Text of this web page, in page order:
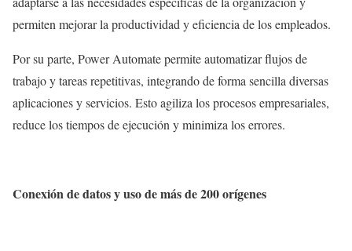
permiten mejorar la productividad y eficiencia de los empleados.
Por su parte, Power Automate permite automatizar flujos de
trabajo y tareas repetitivas, integrando de forma sencilla diversas
aplicaciones y servicios. Esto agiliza los procesos empresariales,
reduce los tiempos de ejecución y minimiza los errores.
Conexión de datos y uso de más de 200 orígenes